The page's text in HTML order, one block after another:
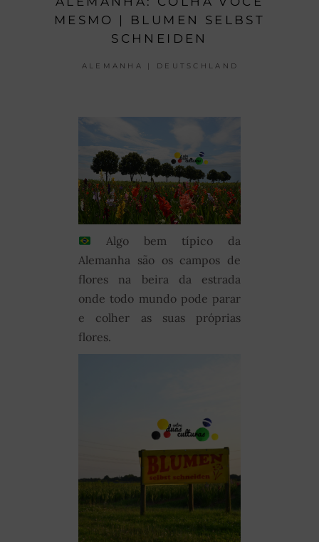
MESMO | BLUMEN SELBST
SCHNEIDEN
ALEMANHA | DEUTSCHLAND
Algo bem típico da
Alemanha são os campos de
flores na beira da estrada
onde todo mundo pode parar
e colher as suas próprias
flores.